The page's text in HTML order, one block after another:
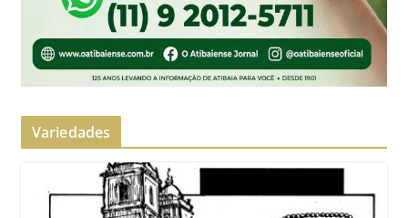
Variedades